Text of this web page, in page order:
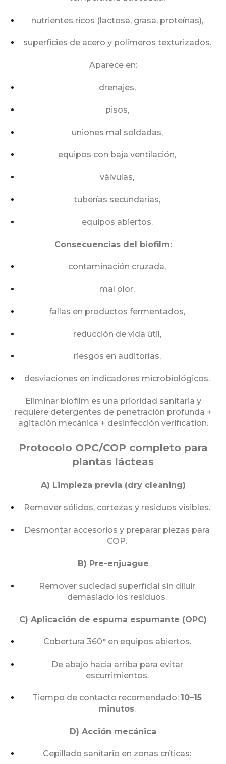
nutrientes ricos (lactosa, grasa, proteínas),
superficies de acero y polímeros texturizados.
Aparece en:
drenajes,
pisos,
uniones mal soldadas,
equipos con baja ventilación,
válvulas,
tuberías secundarias,
equipos abiertos.
Consecuencias del biofilm:
contaminación cruzada,
mal olor,
fallas en productos fermentados,
reducción de vida útil,
riesgos en auditorías,
desviaciones en indicadores microbiológicos.
Eliminar biofilm es una prioridad sanitaria y
requiere detergentes de penetración profunda +
agitación mecánica + desinfección verification.
Protocolo OPC/COP completo para
plantas lácteas
A) Limpieza previa (dry cleaning)
Remover sólidos, cortezas y residuos visibles.
Desmontar accesorios y preparar piezas para
COP.
B) Pre-enjuague
Remover suciedad superficial sin diluir
demasiado los residuos.
C) Aplicación de espuma espumante (OPC)
Cobertura 360° en equipos abiertos.
De abajo hacia arriba para evitar
escurrimientos.
Tiempo de contacto recomendado: 10–15
minutos.
D) Acción mecánica
Cepillado sanitario en zonas críticas: